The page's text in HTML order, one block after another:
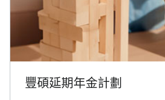
豐碩延期年金計劃